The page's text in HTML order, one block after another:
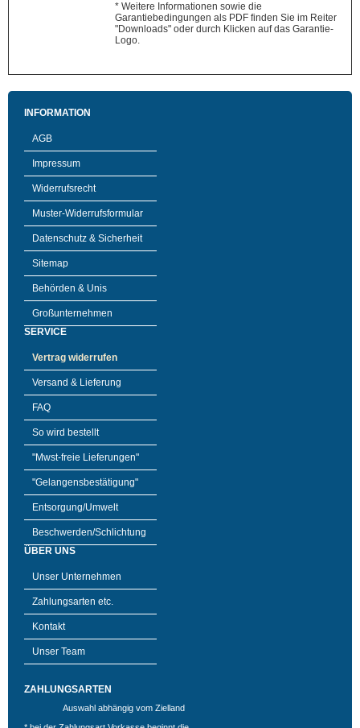
* Weitere Informationen sowie die
Garantiebedingungen als PDF finden Sie im Reiter
"Downloads" oder durch Klicken auf das Garantie-
Logo.
INFORMATION
AGB
Impressum
Widerrufsrecht
Muster-Widerrufsformular
Datenschutz & Sicherheit
Sitemap
Behörden & Unis
Großunternehmen
SERVICE
Vertrag widerrufen
Versand & Lieferung
FAQ
So wird bestellt
"Mwst-freie Lieferungen"
"Gelangensbestätigung"
Entsorgung/Umwelt
Beschwerden/Schlichtung
ÜBER UNS
Unser Unternehmen
Zahlungsarten etc.
Kontakt
Unser Team
ZAHLUNGSARTEN
Auswahl abhängig vom Zielland